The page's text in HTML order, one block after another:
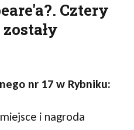
Cztery
nr 17 w Rybniku:
i nagroda